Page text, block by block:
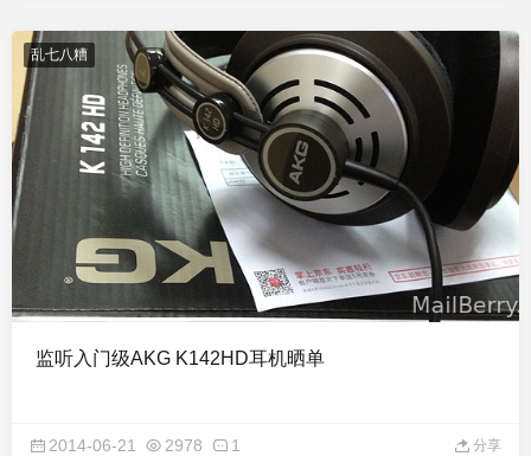
乱七八糟
监听入门级AKG K142HD耳机晒单
2014-06-21 2978 1 分享